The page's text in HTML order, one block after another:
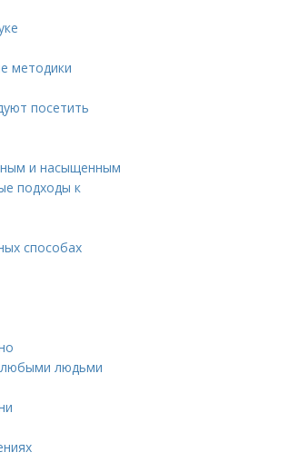
методики
посетить
и насыщенным
подходы к
способах
любыми людьми